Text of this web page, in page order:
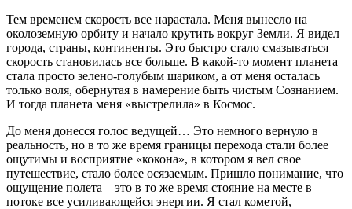
Тем временем скорость все нарастала. Меня вынесло на
околоземную орбиту и начало крутить вокруг Земли. Я видел
города, страны, континенты. Это быстро стало смазываться –
скорость становилась все больше. В какой-то момент планета
стала просто зелено-голубым шариком, а от меня осталась
только воля, обернутая в намерение быть чистым Сознанием.
И тогда планета меня «выстрелила» в Космос.
До меня донесся голос ведущей… Это немного вернуло в
реальность, но в то же время границы перехода стали более
ощутимы и восприятие «кокона», в котором я вел свое
путешествие, стало более осязаемым. Пришло понимание, что
ощущение полета – это в то же время стояние на месте в
потоке все усиливающейся энергии. Я стал кометой,